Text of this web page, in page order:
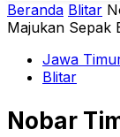
Beranda Blitar
Majukan Sepak
Jawa
Blitar
Nobar